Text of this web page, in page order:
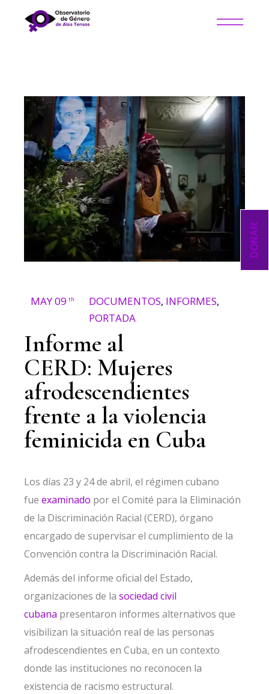
DONAR
MAY 09 th DOCUMENTOS, INFORMES,
PORTADA
Informe al
CERD: Mujeres
afrodescendientes
frente a la violencia
feminicida en Cuba
Los días 23 y 24 de abril, el régimen cubano
fueexaminado por el Comité para la Eliminación
de la Discriminación Racial (CERD), órgano
encargado de supervisar el cumplimiento de la
Convención contra la Discriminación Racial.
Además del informe oficial del Estado,
organizaciones de lasociedad civil
cubana presentaron informes alternativos que
visibilizan la situación real de las personas
afrodescendientes en Cuba, en un contexto
donde las instituciones no reconocen la
existencia de racismo estructural.